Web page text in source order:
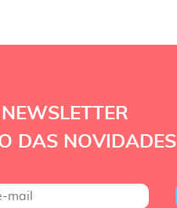
DAS NOVIDADES